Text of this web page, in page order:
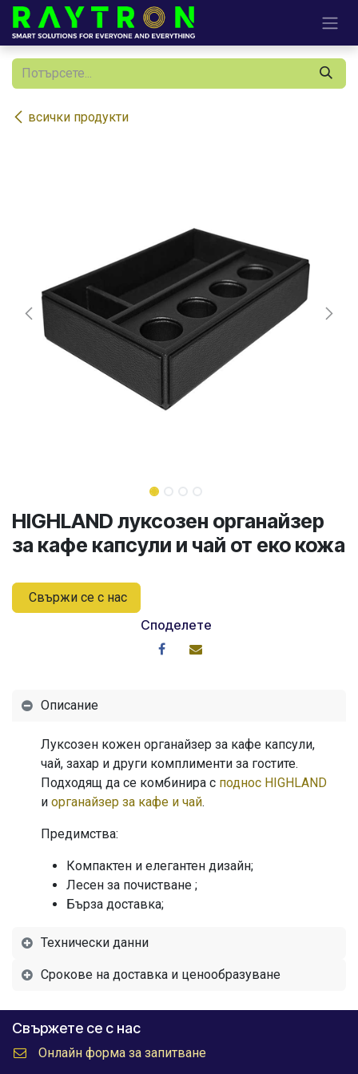
Преминете към съдържание
всички продукти
HIGHLAND луксозен органайзер
за кафе капсули и чай от еко кожа
Свържи се с нас
Споделете
Описание
Луксозен кожен органайзер за кафе капсули,
чай, захар и други комплименти за гостите.
Подходящ да се комбинира с поднос HIGHLAND
и органайзер за кафе и чай.
Предимства:
Компактен и елегантен дизайн;
Лесен за почистване ;
Бърза доставка;
Технически данни
Срокове на доставка и ценообразуване
Свържете се с нас
Онлайн форма за запитване